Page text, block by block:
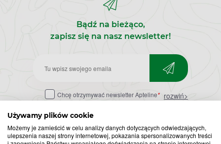
Używamy plików cookie
Możemy je zamieścić w celu analizy danych dotyczących odwiedzających,
ulepszenia naszej strony internetowej, pokazania spersonalizowanych treści
Bądź na bieżąco,
zapisz się na nasz newsletter!
Zapisz
do
newslettera
Chcę otrzymywać newsletter Apteline* rozwiń>